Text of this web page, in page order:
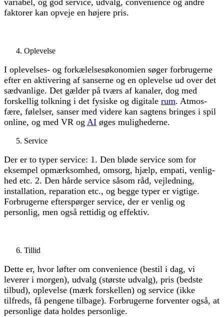
variabel, og god service, udvalg, convenience og andre
faktorer kan opveje en højere pris.
Oplevelse
I oplevelses- og forkælelsesøkonomien søger forbrugerne
efter en aktivering af sanserne og en oplevelse ud over det
sædvanlige. Det gælder på tværs af kanaler, dog med
forskellig tolkning i det fysiske og digitale rum. Atmos­
fære, følelser, sanser med videre kan sagtens bringes i spil
online, og med VR og AI øges mulighederne.
Service
Der er to typer service: 1. Den bløde service som for
eksempel opmærksomhed, omsorg, hjælp, empati, ven­lig­
hed etc. 2. Den hårde service såsom råd, vejledning,
installation, reparation etc., og begge typer er vigtige.
Forbrugerne efterspørger service, der er venlig og
personlig, men også rettidig og effektiv.
Tillid
Dette er, hvor løfter om convenience (bestil i dag, vi
leverer i morgen), udvalg (største udvalg), pris (bedste
tilbud), oplevelse (mærk forskellen) og service (ikke
tilfreds, få pengene tilbage). Forbrugerne forventer også, at
personlige data holdes personlige.